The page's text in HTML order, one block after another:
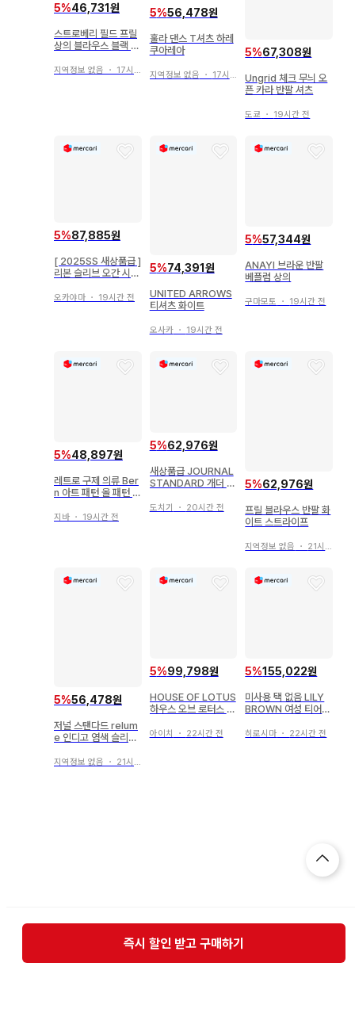
5%46,731원
스트로베리 필드 프릴
상의 블라우스 블랙 8
지역정보 없음 ・ 17시간 전
5%56,478원
훌라 댄스 T셔츠 하레
쿠아레아
지역정보 없음 ・ 17시간 전
5%67,308원
Ungrid 체크 무늬 오
픈 카라 반팔 셔츠
도쿄 ・ 19시간 전
5%87,885원
[ 2025SS 새상품급 ]
리본 슬리브 오간 시스
오카야마 ・ 19시간 전
5%74,391원
UNITED ARROWS
티셔츠 화이트
오사카・ 19시간 전
5%57,344원
ANAYI 브라운 반팔
베플럼 상의
구마모토 ・ 19시간 전
5%48,897원
레트로 구제 의류 Ber
n 아트 패턴 올 패턴 노
우드 버튼
지바 ・ 19시간 전
5%62,976원
새상품급 JOURNAL
STANDARD 개더 슬
도치기 ・ 20시간 전
5%62,976원
프릴 블라우스 반팔 화
이트 스트라이프
지역정보 없음 ・ 21시간 전
5%56,478원
저널 스탠다드 relum
e 인디고 염색 슬리브
지역정보 없음 ・ 21시간 전
5%99,798원
HOUSE OF LOTUS
하우스 오브 로터스 오
아이치 ・ 22시간 전
5%155,022원
미사용 택 없음 LILY
BROWN 여성 티어드
히로시마 ・ 22시간 전
즉시 할인 받고 구매하기